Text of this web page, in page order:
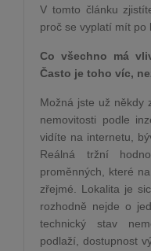
V tomto článku
proč se vyplatí mít po
Co všechno má
Často je toho víc,
Možná jste už někdy
nemovitosti podle
vidíte na internetu,
Reálná tržní
proměnných, které
zřejmé. Lokalita je
rozhodně nejde o
technický stav
podlaží, dostupnost